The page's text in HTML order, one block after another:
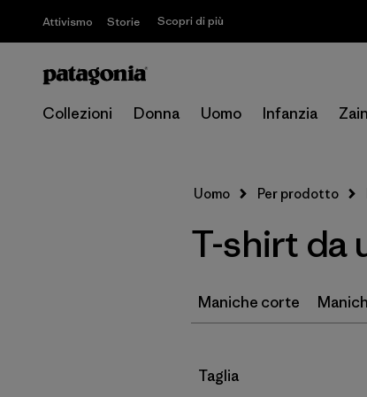
Attivismo Storie Scopri di più
Collezioni Donna Uomo Infanzia
Uomo Per prodotto
T-shirt da
Maniche corte
Filtra per
Taglia